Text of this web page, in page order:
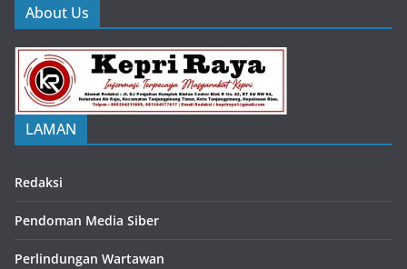
About Us
LAMAN
Redaksi
Pendoman Media Siber
Perlindungan Wartawan